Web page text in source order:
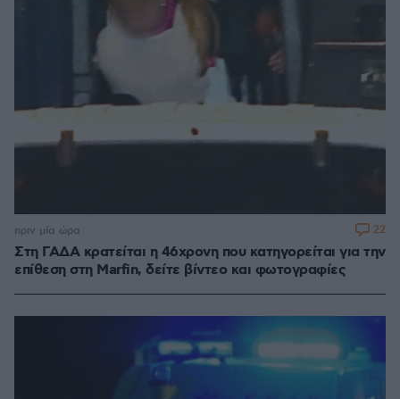
Στη ΓΑΔΑ κρατείται η 46χρονη που κατηγορείται για την
επίθεση στη Marfin, δείτε βίντεο και φωτογραφίες
πριν μία ώρα 22